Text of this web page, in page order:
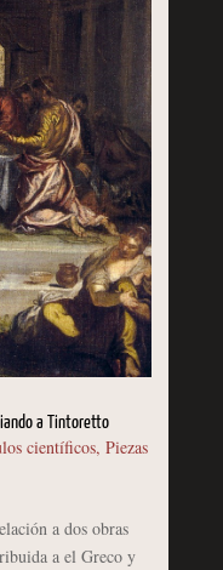
a Tintoretto
científicos, Piezas
a dos obras
a el Greco y